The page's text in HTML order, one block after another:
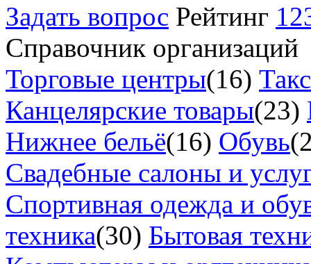
Задать вопрос Рейтинг
Справочник организаций
Торговые центры(16)
Канцелярские товары(23)
Нижнее бельё(16) Обувь
Свадебные салоны и
Спортивная одежда и
техника(30) Бытовая